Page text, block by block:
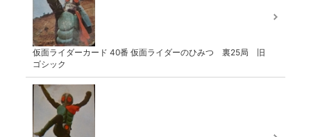
仮面ライダーカード 40番 仮面ライダーのひみつ 裏25局 旧
ゴシック